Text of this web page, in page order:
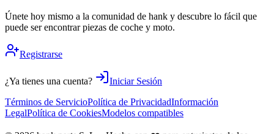
Únete hoy mismo a la comunidad de hank y descubre lo fácil que
puede ser encontrar piezas de coche y moto.
Registrarse
¿Ya tienes una cuenta?
Iniciar Sesión
Términos de ServicioPolítica de PrivacidadInformación
LegalPolítica de CookiesModelos compatibles